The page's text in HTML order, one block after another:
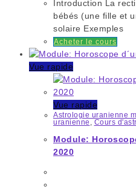
Introduction La
bébés (une fille et
solaire Exemples
Acheter le cours
Vue rapide
Vue rapide
Astrologie uranienne
uranienne , Cours
Module:
2020